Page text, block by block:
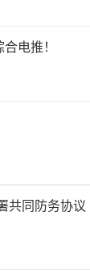
电推！
共同防务协议